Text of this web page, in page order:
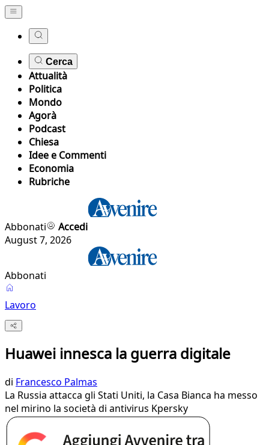
Cerca
Attualità
Politica
Mondo
Agorà
Podcast
Chiesa
Idee e Commenti
Economia
Rubriche
Abbonati
Accedi
August 7, 2026
Abbonati
Lavoro
Huawei innesca la guerra digitale
di Francesco Palmas
La Russia attacca gli Stati Uniti, la Casa Bianca ha messo
nel mirino la società di antivirus Kpersky